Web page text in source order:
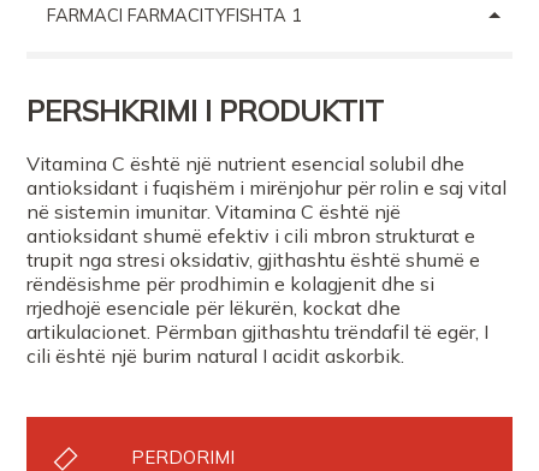
FARMACI FARMACITYFISHTA 1
Farmaci NIKH Health Beauty
Farmaci Dite Nate 100
Farmaci Farmanet 10
Farmaci Dite Nate 100
PERSHKRIMI I PRODUKTIT
Vitamina C është një nutrient esencial solubil dhe
antioksidant i fuqishëm i mirënjohur për rolin e saj vital
në sistemin imunitar. Vitamina C është një
antioksidant shumë efektiv i cili mbron strukturat e
trupit nga stresi oksidativ, gjithashtu është shumë e
rëndësishme për prodhimin e kolagjenit dhe si
rrjedhojë esenciale për lëkurën, kockat dhe
artikulacionet. Përmban gjithashtu trëndafil të egër, I
cili është një burim natural I acidit askorbik.
PERDORIMI